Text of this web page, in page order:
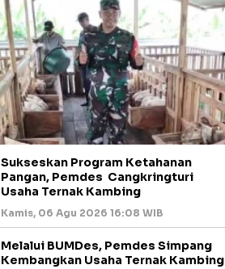
Sukseskan Program Ketahanan
Pangan, Pemdes Cangkringturi
Usaha Ternak Kambing
Kamis, 06 Agu 2026 16:08 WIB
Melalui BUMDes, Pemdes Simpang
Kembangkan Usaha Ternak Kambing